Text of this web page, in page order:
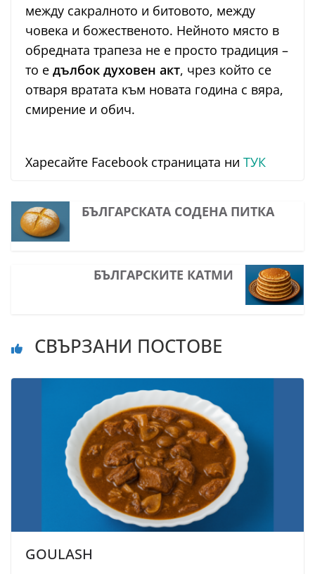
между сакралното и битовото, между
човека и божественото. Нейното място в
обредната трапеза не е просто традиция –
то е дълбок духовен акт, чрез който се
отваря вратата към новата година с вяра,
смирение и обич.
Харесайте Facebook страницата ни ТУК
БЪЛГАРСКАТА СОДЕНА ПИТКА
БЪЛГАРСКИТЕ КАТМИ
СВЪРЗАНИ ПОСТОВЕ
GOULASH